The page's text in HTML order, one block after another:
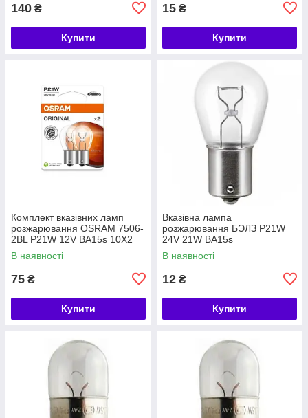
140 ₴
Купити
15 ₴
Купити
Комплект вказівних ламп
розжарювання OSRAM 7506-
2BL P21W 12V BA15s 10X2
В наявності
75 ₴
Купити
Вказівна лампа
розжарювання БЭЛЗ P21W
24V 21W BA15s
В наявності
12 ₴
Купити